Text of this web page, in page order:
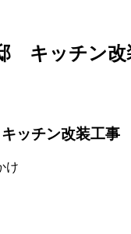
キッチン改
ッチン改装工事
け